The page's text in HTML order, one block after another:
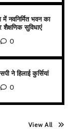
में नवनिर्मित भवन का
शैक्षणिक सुविधाएं
0
ने हिलाई कुर्सियां
0
View All